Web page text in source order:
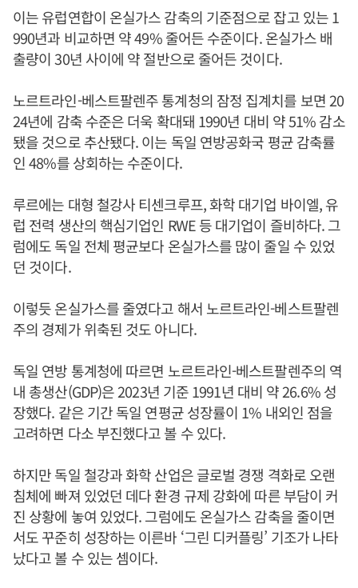
이는 유럽연합이 온실가스 감축의 기준점으로 잡고 있는 1
990년과 비교하면 약 49% 줄어든 수준이다. 온실가스 배
출량이 30년 사이에 약 절반으로 줄어든 것이다.
노르트라인-베스트팔렌주 통계청의 잠정 집계치를 보면 20
24년에 감축 수준은 더욱 확대돼 1990년 대비 약 51% 감소
됐을 것으로 추산됐다. 이는 독일 연방공화국 평균 감축률
인 48%를 상회하는 수준이다.
루르에는 대형 철강사 티센크루프, 화학 대기업 바이엘, 유
럽 전력 생산의 핵심기업인 RWE 등 대기업이 즐비하다. 그
럼에도 독일 전체 평균보다 온실가스를 많이 줄일 수 있었
던 것이다.
이렇듯 온실가스를 줄였다고 해서 노르트라인-베스트팔렌
주의 경제가 위축된 것도 아니다.
독일 연방 통계청에 따르면 노르트라인-베스트팔렌주의 역
내 총생산(GDP)은 2023년 기준 1991년 대비 약 26.6% 성
장했다. 같은 기간 독일 연평균 성장률이 1% 내외인 점을
고려하면 다소 부진했다고 볼 수 있다.
하지만 독일 철강과 화학 산업은 글로벌 경쟁 격화로 오랜
침체에 빠져 있었던 데다 환경 규제 강화에 따른 부담이 커
진 상황에 놓여 있었다. 그럼에도 온실가스 감축을 줄이면
서도 꾸준히 성장하는 이른바 ‘그린 디커플링’ 기조가 나타
났다고 볼 수 있는 셈이다.